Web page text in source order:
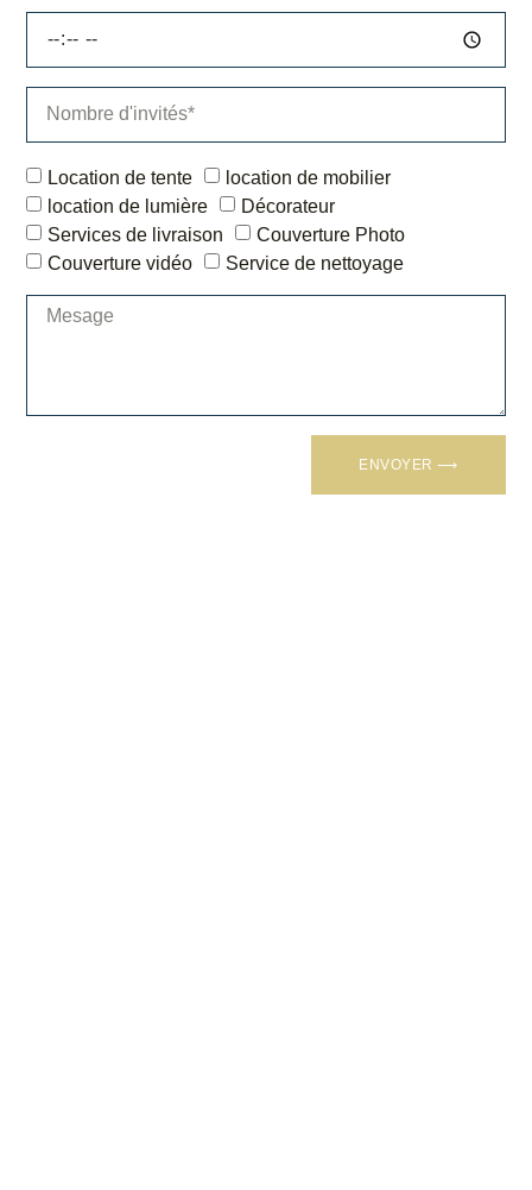
Location de tente
location de mobilier
location de lumière
Décorateur
Services de livraison
Couverture Photo
Couverture vidéo
Service de nettoyage
ENVOYER ⟶